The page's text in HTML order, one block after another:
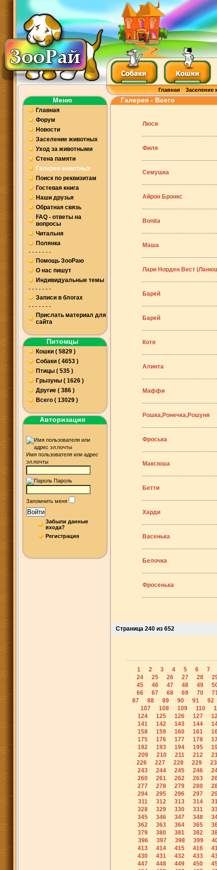
Главная Заселение
Меню
Главная
Форум
Новости
Заселение животных
Уход за животными
Стена памяти
Галерея животных
Поиск по реквизитам
Гостевая книга
Наши друзья
Обратная связь
FAQ - ответы на
вопросы
Читальня
Полянка
- - - - - - -
Помощь ЗооРаю
О нас пишут
Индивидуальные темы
- - - - - - -
Записи в блогах
- - - - - - -
Прислать материал для
сайта
Питомцы
Кошки ( 5829 )
Собаки ( 4653 )
Птицы ( 535 )
Грызуны ( 1626 )
Другие ( 386 )
Всего ( 13029 )
Авторизация
Имя пользователя или адрес
эл.почты
Пароль
Запомнить меня
Войти
Забыли данные
входа?
Регистрация
Галерея - Всего
Люси
Филя
Семушка
Айрон Бронкс
Bonita
Маша
Лари Норден Вест
Барей
Барей
Котя
Алинта
Маффи
Рошка,Ронечка,Рошуня
Фроська
Максюша
Бетти
Харди
Васенька
Белочка
Фросенька
Страница 240 из 652
1 2 3 4 5 6
7
24
25 26 27 28
45
46 47 48 49
66
67 68 69 70
87
88 89 90 91
92
107
108 109 110
124
125 126 127
141
142 143 144
158
159 160 161
175
176 177 178
192
193 194 195
209
210 211 212
226
227 228 229
243
244 245 246
260
261 262 263
277
278 279 280
294
295 296 297
311
312 313 314
328
329 330 331
345
346 347 348
362
363 364 365
379
380 381 382
396
397 398 399
413
414 415 416
430
431 432 433
447
448 449 450